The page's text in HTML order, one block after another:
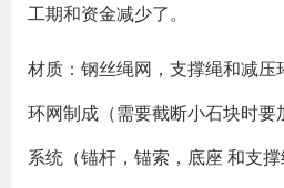
工期和资金减少了。
材质：钢丝绳网，支撑绳和减
环网制成（需要截断小石块时要
系统（锚杆，锚索，底座 和支